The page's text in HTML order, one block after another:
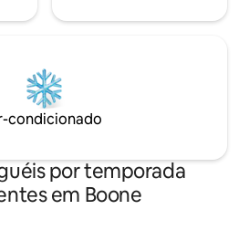
condicionado
por temporada
em Boone